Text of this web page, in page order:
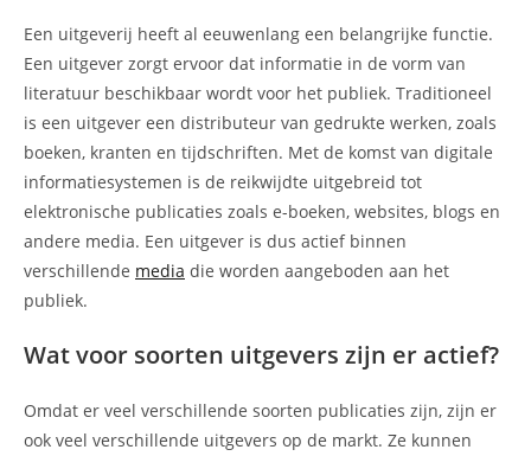
Een uitgeverij heeft al eeuwenlang een belangrijke functie.
Een uitgever zorgt ervoor dat informatie in de vorm van
literatuur beschikbaar wordt voor het publiek. Traditioneel
is een uitgever een distributeur van gedrukte werken, zoals
boeken, kranten en tijdschriften. Met de komst van digitale
informatiesystemen is de reikwijdte uitgebreid tot
elektronische publicaties zoals e-boeken, websites, blogs en
andere media. Een uitgever is dus actief binnen
verschillende media die worden aangeboden aan het
publiek.
Wat voor soorten uitgevers zijn er actief?
Omdat er veel verschillende soorten publicaties zijn, zijn er
ook veel verschillende uitgevers op de markt. Ze kunnen